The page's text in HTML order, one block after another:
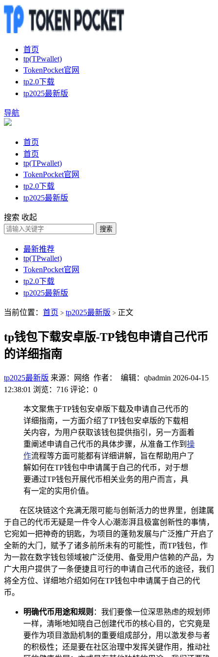
首页
tp(TPwallet)
TokenPocket官网
tp2.0下载
tp2025最新版
导航
首页
首页
tp(TPwallet)
TokenPocket官网
tp2.0下载
tp2025最新版
搜索 收起
搜索
最新推荐
tp(TPwallet)
TokenPocket官网
tp2.0下载
tp2025最新版
当前位置： 首页 > tp2025最新版 > 正文
tp钱包下载安卓版-TP钱包申请自己代币
的详细指南
tp2025最新版 来源：网络 作者： 编辑：qbadmin 2026-04-15
12:38:01 浏览：716 评论：0
本文聚焦于TP钱包安卓版下载及申请自己代币的
详细指南，一方面介绍了TP钱包安卓版的下载相
关内容，为用户获取该钱包提供指引，另一方面着
重阐述申请自己代币的具体步骤，从准备工作到 操
作流程等方面可能都有详细讲解，旨在帮助用户了
解如何在TP钱包中申请属于自己的代币，对于想
要通过TP钱包开展代币相关业务的用户而言，具
有一定的实用价值。
在区块链这个充满无限可能与创新活力的世界里，创建属
于自己的代币无疑是一件令人心潮澎湃且极富创新性的事情，
它宛如一把神奇的钥匙，为项目的蓬勃发展与广泛推广开启了
全新的大门，赋予了诸多前所未有的可能性，而TP钱包，作
为一款在数字钱包领域被广泛使用、备受用户信赖的产品，为
广大用户提供了一条便捷且可行的申请自己代币的途径，我们
将全方位、详细地介绍如何在TP钱包中申请属于自己的代
币。
明确代币用途和规则 ：我们要像一位深思熟虑的规划师
一样，清晰地知晓自己创建代币的核心目的，它究竟是
要作为项目激励机制的重要组成部分，用以激发参与者
的积极性；还是要在社区治理中发挥关键作用，推动社